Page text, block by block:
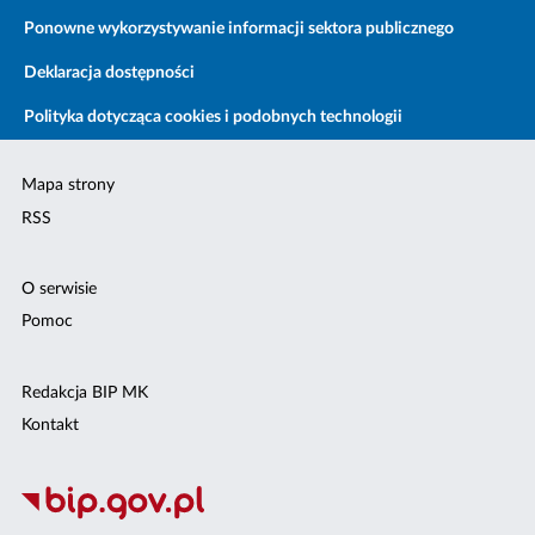
Ponowne wykorzystywanie informacji sektora publicznego
Deklaracja dostępności
Polityka dotycząca cookies i podobnych technologii
Mapa strony
RSS
O serwisie
Pomoc
Redakcja BIP MK
Kontakt